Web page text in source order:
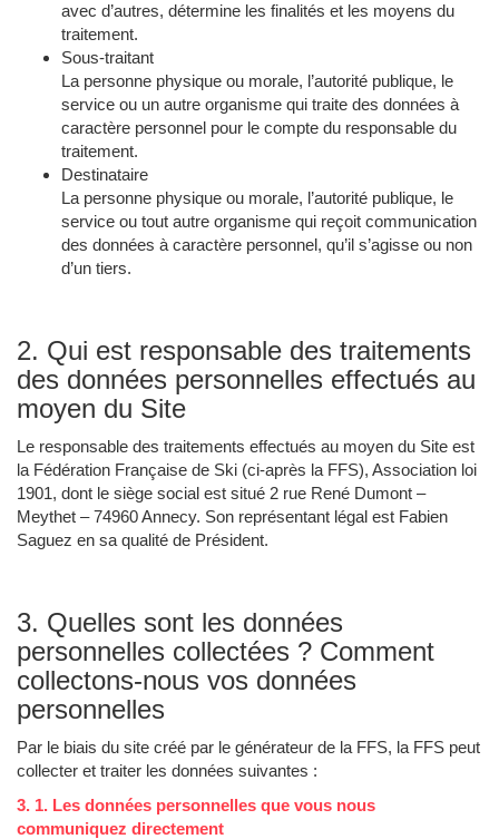
avec d’autres, détermine les finalités et les moyens du
traitement.
Sous-traitant
La personne physique ou morale, l’autorité publique, le
service ou un autre organisme qui traite des données à
caractère personnel pour le compte du responsable du
traitement.
Destinataire
La personne physique ou morale, l’autorité publique, le
service ou tout autre organisme qui reçoit communication
des données à caractère personnel, qu’il s’agisse ou non
d’un tiers.
2. Qui est responsable des traitements
des données personnelles effectués au
moyen du Site
Le responsable des traitements effectués au moyen du Site est
la Fédération Française de Ski (ci-après la FFS), Association loi
1901, dont le siège social est situé 2 rue René Dumont –
Meythet – 74960 Annecy. Son représentant légal est Fabien
Saguez en sa qualité de Président.
3. Quelles sont les données
personnelles collectées ? Comment
collectons-nous vos données
personnelles
Par le biais du site créé par le générateur de la FFS, la FFS peut
collecter et traiter les données suivantes :
3. 1. Les données personnelles que vous nous
communiquez directement